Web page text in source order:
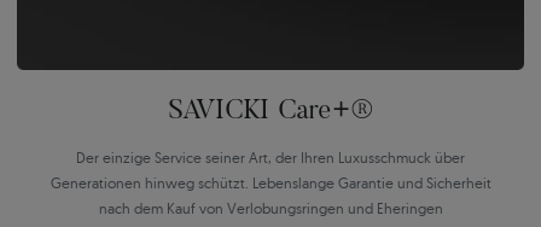
SAVICKI Care+®
Der einzige Service seiner Art, der Ihren Luxusschmuck über
Generationen hinweg schützt. Lebenslange Garantie und Sicherheit
nach dem Kauf von Verlobungsringen und Eheringen